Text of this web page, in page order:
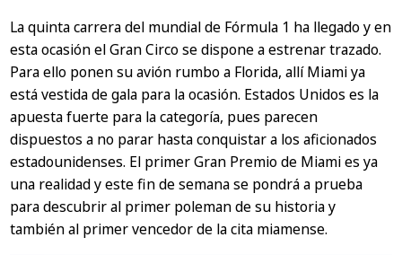
La quinta carrera del mundial de Fórmula 1 ha llegado y en
esta ocasión el Gran Circo se dispone a estrenar trazado.
Para ello ponen su avión rumbo a Florida, allí Miami ya
está vestida de gala para la ocasión. Estados Unidos es la
apuesta fuerte para la categoría, pues parecen
dispuestos a no parar hasta conquistar a los aficionados
estadounidenses. El primer Gran Premio de Miami es ya
una realidad y este fin de semana se pondrá a prueba
para descubrir al primer poleman de su historia y
también al primer vencedor de la cita miamense.